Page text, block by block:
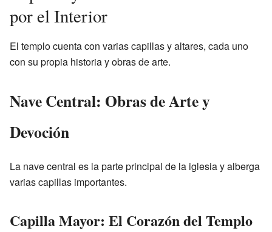
por el Interior
El templo cuenta con varias capillas y altares, cada uno
con su propia historia y obras de arte.
Nave Central: Obras de Arte y
Devoción
La nave central es la parte principal de la iglesia y alberga
varias capillas importantes.
Capilla Mayor: El Corazón del Templo